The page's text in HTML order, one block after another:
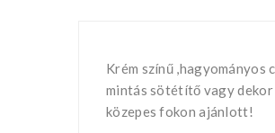
Krém színű
mintás sötétítő vagy dekor
közepes fokon ajánlott!